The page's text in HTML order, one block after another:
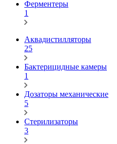
Ферментеры
1
Аквадистилляторы
25
Бактерицидные камеры
1
Дозаторы механические
5
Стерилизаторы
3